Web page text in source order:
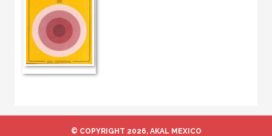
© COPYRIGHT 2026, AKAL MEXICO